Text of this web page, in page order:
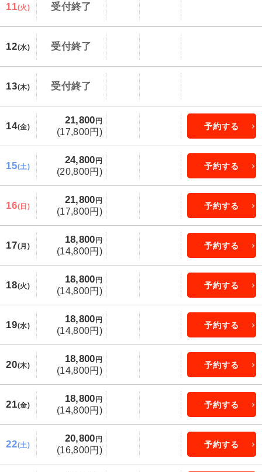
11(火) 受付終了
12(水) 受付終了
13(木) 受付終了
14(金)
21,800 円
(17,800円)
予約する
15(土)
24,800 円
(20,800円)
予約する
16(日)
21,800 円
(17,800円)
予約する
17(月)
18,800 円
(14,800円)
予約する
18(火)
18,800 円
(14,800円)
予約する
19(水)
18,800 円
(14,800円)
予約する
20(木)
18,800 円
(14,800円)
予約する
21(金)
18,800 円
(14,800円)
予約する
22(土)
20,800 円
(16,800円)
予約する